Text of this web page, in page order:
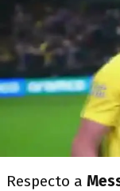
Respecto a